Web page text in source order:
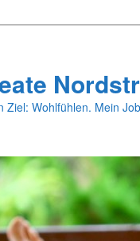
Ziel: Wohlfühlen. Mein